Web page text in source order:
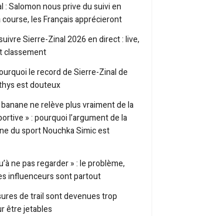
: Salomon nous prive du suivi en
les Français apprécieront
Sierre-Zinal 2026 en direct : live,
classement
le record de Sierre-Zinal de
est douteux
ne relève plus vraiment de la
» : pourquoi l’argument de la
du sport Nouchka Simic est
ne pas regarder » : le problème,
influenceurs sont partout
de trail sont devenues trop
être jetables